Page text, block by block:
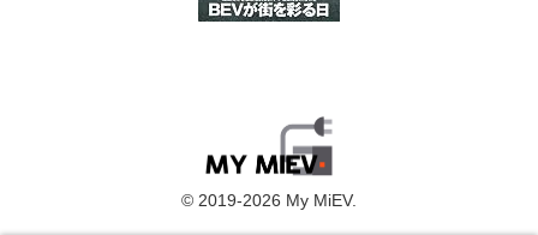
© 2019-2026 My MiEV.